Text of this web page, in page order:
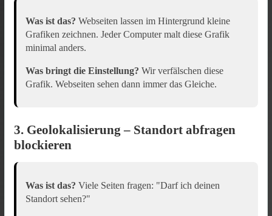
Was ist das? Webseiten lassen im Hintergrund kleine
Grafiken zeichnen. Jeder Computer malt diese Grafik
minimal anders.
Was bringt die Einstellung? Wir verfälschen diese
Grafik. Webseiten sehen dann immer das Gleiche.
3. Geolokalisierung – Standort abfragen
blockieren
Was ist das? Viele Seiten fragen: "Darf ich deinen
Standort sehen?"